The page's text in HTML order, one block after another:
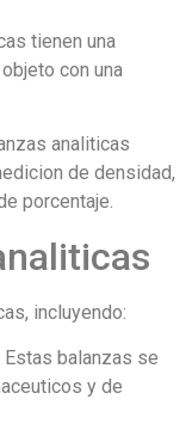
tienen una
con una
analiticas
de densidad,
porcentaje.
incluyendo:
Estas balanzas se
y de